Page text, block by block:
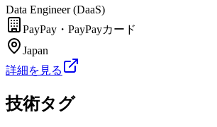
Data Engineer (DaaS)
PayPay・PayPayカード
Japan
詳細を見る
技術タグ